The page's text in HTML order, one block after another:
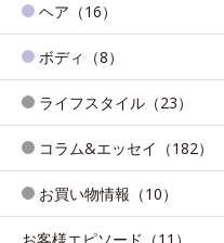
ヘア（16）
ボディ（8）
ライフスタイル（23）
コラム&エッセイ（182）
お買い物情報（10）